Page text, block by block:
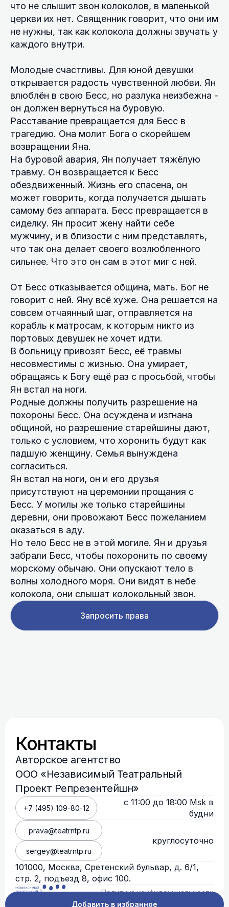
Добавить в избранное
что не слышит звон колоколов, в маленькой
церкви их нет. Священник говорит, что они им
не нужны, так как колокола должны звучать у
каждого внутри.
Молодые счастливы. Для юной девушки
открывается радость чувственной любви. Ян
влюблён в свою Бесс, но разлука неизбежна -
он должен вернуться на буровую.
Расставание превращается для Бесс в
трагедию. Она молит Бога о скорейшем
возвращении Яна.
На буровой авария, Ян получает тяжёлую
травму. Он возвращается к Бесс
обездвиженный. Жизнь его спасена, он
может говорить, когда получается дышать
самому без аппарата. Бесс превращается в
сиделку. Ян просит жену найти себе
мужчину, и в близости с ним представлять,
что так она делает своего возлюбленного
сильнее. Что это он сам в этот миг с ней.
От Бесс отказывается община, мать. Бог не
говорит с ней. Яну всё хуже. Она решается на
совсем отчаянный шаг, отправляется на
корабль к матросам, к которым никто из
портовых девушек не хочет идти.
В больницу привозят Бесс, её травмы
несовместимы с жизнью. Она умирает,
обращаясь к Богу ещё раз с просьбой, чтобы
Ян встал на ноги.
Родные должны получить разрешение на
похороны Бесс. Она осуждена и изгнана
общиной, но разрешение старейшины дают,
только с условием, что хоронить будут как
падшую женщину. Семья вынуждена
согласиться.
Ян встал на ноги, он и его друзья
присутствуют на церемонии прощания с
Бесс. У могилы же только старейшины
деревни, они провожают Бесс пожеланием
оказаться в аду.
Но тело Бесс не в этой могиле. Ян и друзья
забрали Бесс, чтобы похоронить по своему
морскому обычаю. Они опускают тело в
волны холодного моря. Они видят в небе
колокола, они слышат колокольный звон.
Запросить права
Контакты
Авторское агентство
ООО «Независимый Театральный
Проект Репрезентейшн»
+7 (495) 109-80-12
с 11:00 до 18:00 Msk в
будни
prava@teatrntp.ru
sergey@teatrntp.ru
круглосуточно
101000, Москва, Сретенский бульвар, д. 6/1,
стр. 2, подъезд 8, офис 100.
Политика конфиденциальности